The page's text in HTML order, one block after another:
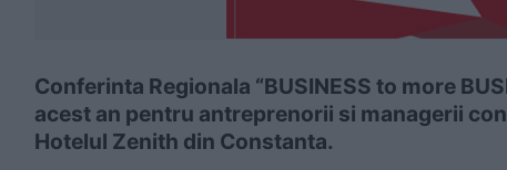
Conferinta Regionala “BUSINESS to more
acest an pentru antreprenorii si managerii
Hotelul Zenith din Constanta.